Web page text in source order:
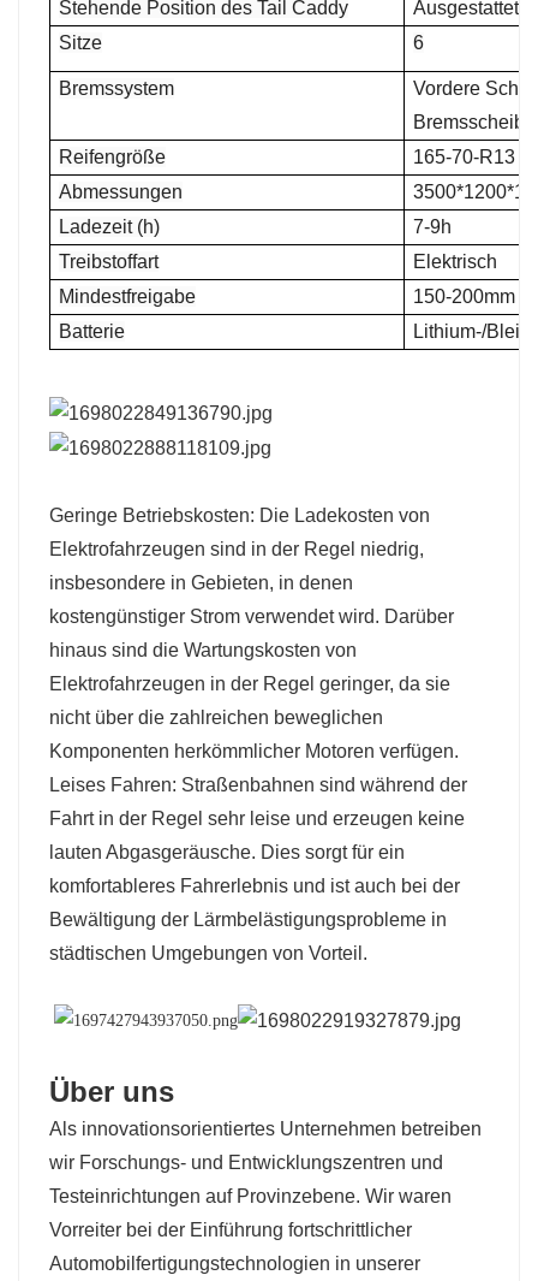
Stehende Position des Tail Caddy
Ausgestattet
Sitze
6
Bremssystem
Vordere
Bremsscheibe
Reifengröße
165-70-R13
Abmessungen
Ladezeit (h)
7-9h
Treibstoffart
Elektrisch
Mindestfreigabe
150-200mm
Batterie
Lithium-/Blei-
Geringe Betriebskosten: Die Ladekosten von
Elektrofahrzeugen sind in der Regel niedrig,
insbesondere in Gebieten, in denen
kostengünstiger Strom verwendet wird. Darüber
hinaus sind die Wartungskosten von
Elektrofahrzeugen in der Regel geringer, da sie
nicht über die zahlreichen beweglichen
Komponenten herkömmlicher Motoren verfügen.
Leises Fahren: Straßenbahnen sind während der
Fahrt in der Regel sehr leise und erzeugen keine
lauten Abgasgeräusche. Dies sorgt für ein
komfortableres Fahrerlebnis und ist auch bei der
Bewältigung der Lärmbelästigungsprobleme in
städtischen Umgebungen von Vorteil.
Über uns
Als innovationsorientiertes Unternehmen betreiben
wir Forschungs- und Entwicklungszentren und
Testeinrichtungen auf Provinzebene. Wir waren
Vorreiter bei der Einführung fortschrittlicher
Automobilfertigungstechnologien in unserer